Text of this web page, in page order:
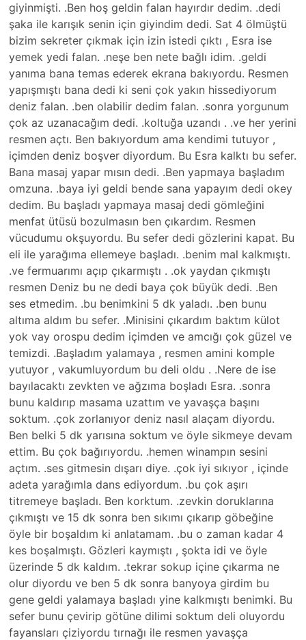
giyinmişti. .Ben hoş geldin falan hayırdır dedim. .dedi
şaka ile karışık senin için giyindim dedi. Sat 4 ölmüştü
bizim sekreter çıkmak için izin istedi çıktı , Esra ise
yemek yedi falan. .neşe ben nete bağlı idim. .geldi
yanıma bana temas ederek ekrana bakıyordu. Resmen
yapışmıştı bana dedi ki seni çok yakın hissediyorum
deniz falan. .ben olabilir dedim falan. .sonra yorgunum
çok az uzanacağım dedi. .koltuğa uzandı . .ve her yerini
resmen açtı. Ben bakıyordum ama kendimi tutuyor ,
içimden deniz boşver diyordum. Bu Esra kalktı bu sefer.
Bana masaj yapar mısın dedi. .Ben yapmaya başladım
omzuna. .baya iyi geldi bende sana yapayım dedi okey
dedim. Bu başladı yapmaya masaj dedi gömleğini
menfat ütüsü bozulmasın ben çıkardım. Resmen
vücudumu okşuyordu. Bu sefer dedi gözlerini kapat. Bu
eli ile yarağıma ellemeye başladı. .benim mal kalkmıştı.
.ve fermuarımı açıp çıkarmıştı . .ok yaydan çıkmıştı
resmen Deniz bu ne dedi baya çok büyük dedi. .Ben
ses etmedim. .bu benimkini 5 dk yaladı. .ben bunu
altıma aldım bu sefer. .Minisini çıkardım baktım külot
yok vay orospu dedim içimden ve amcığı çok güzel ve
temizdi. .Başladım yalamaya , resmen amini komple
yutuyor , vakumluyordum bu deli oldu . .Nere de ise
bayılacaktı zevkten ve ağzıma boşladı Esra. .sonra
bunu kaldırıp masama uzattım ve yavaşça başını
soktum. .çok zorlanıyor deniz nasıl alaçam diyordu.
Ben belki 5 dk yarısına soktum ve öyle sikmeye devam
ettim. Bu çok bağırıyordu. .hemen winampın sesini
açtım. .ses gitmesin dışarı diye. .çok iyi sıkıyor , içinde
adeta yarağımla dans ediyordum. .bu çok aşırı
titremeye başladı. Ben korktum. .zevkin doruklarına
çıkmıştı ve 15 dk sonra ben sıkımı çıkarıp göbeğine
öyle bir boşaldım ki anlatamam. .bu o zaman kadar 4
kes boşalmıştı. Gözleri kaymıştı , şokta idi ve öyle
üzerinde 5 dk kaldım. .tekrar sokup içine çıkarma ne
olur diyordu ve ben 5 dk sonra banyoya girdim bu
gene geldi yalamaya başladı yine kalkmıştı benimki. Bu
sefer bunu çevirip götüne dilimi soktum deli oluyordu
fayansları çiziyordu tırnağı ile resmen yavaşça